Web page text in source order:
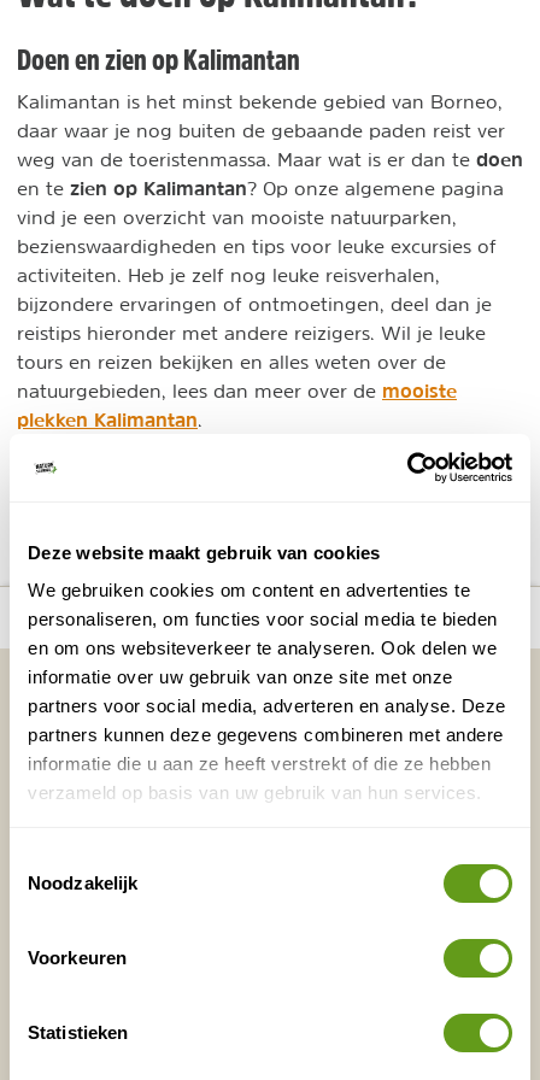
Deze website maakt gebruik van cookies
We gebruiken cookies om content en advertenties te
personaliseren, om functies voor social media te bieden
en om ons websiteverkeer te analyseren. Ook delen we
informatie over uw gebruik van onze site met onze
partners voor social media, adverteren en analyse. Deze
partners kunnen deze gegevens combineren met andere
informatie die u aan ze heeft verstrekt of die ze hebben
verzameld op basis van uw gebruik van hun services.
Noodzakelijk
Voorkeuren
Statistieken
Doen en zien op Kalimantan
Kalimantan is het minst bekende gebied van Borneo,
daar waar je nog buiten de gebaande paden reist ver
weg van de toeristenmassa. Maar wat is er dan te doen
en te zien op Kalimantan? Op onze algemene pagina
vind je een overzicht van mooiste natuurparken,
bezienswaardigheden en tips voor leuke excursies of
activiteiten. Heb je zelf nog leuke reisverhalen,
bijzondere ervaringen of ontmoetingen, deel dan je
reistips hieronder met andere reizigers. Wil je leuke
tours en reizen bekijken en alles weten over de
natuurgebieden, lees dan meer over de mooiste
plekken Kalimantan
number_of_trips:
6 Bekijk alle reizen naar Kalimantan Bekijk kaart
Vakantietips & Inspiratie?
Voornaam Achternaam
VERZENDEN